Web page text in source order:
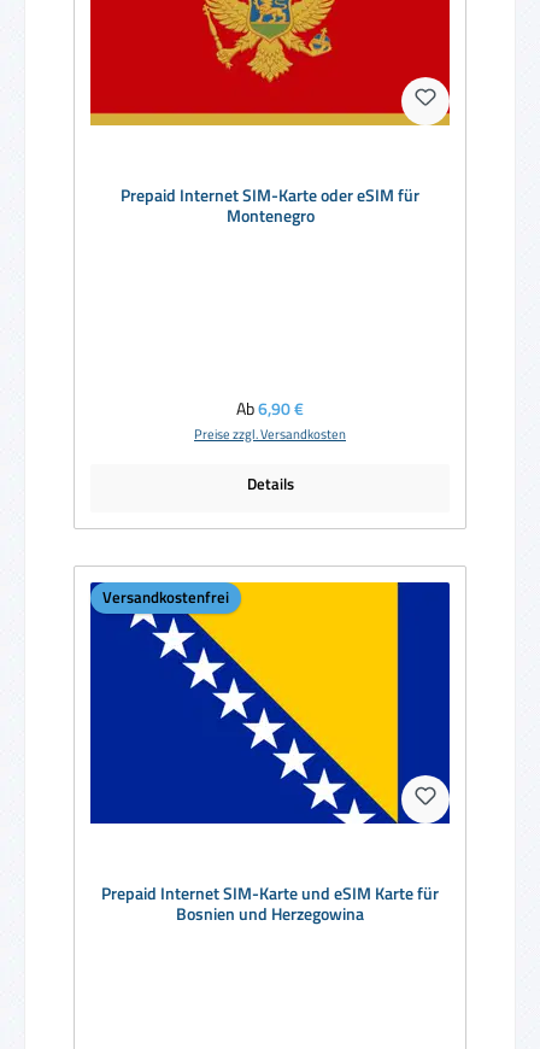
Prepaid Internet SIM-Karte oder eSIM für
Montenegro
Regulärer Preis:
Ab6,90 €
Preise zzgl. Versandkosten
Details
Versandkostenfrei
Prepaid Internet SIM-Karte und eSIM Karte für
Bosnien und Herzegowina